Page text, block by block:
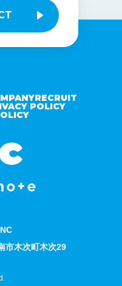
RECRUIT
POLICY
市木次町木次29